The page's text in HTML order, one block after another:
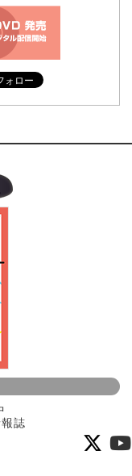
誌